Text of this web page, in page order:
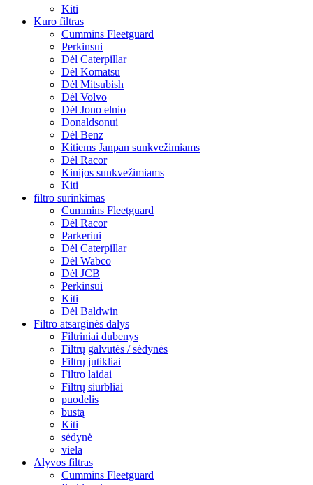
Kiti
Kuro filtras
Cummins Fleetguard
Perkinsui
Dėl Caterpillar
Dėl Komatsu
Dėl Mitsubish
Dėl Volvo
Dėl Jono elnio
Donaldsonui
Dėl Benz
Kitiems Janpan sunkvežimiams
Dėl Racor
Kinijos sunkvežimiams
Kiti
filtro surinkimas
Cummins Fleetguard
Dėl Racor
Parkeriui
Dėl Caterpillar
Dėl Wabco
Dėl JCB
Perkinsui
Kiti
Dėl Baldwin
Filtro atsarginės dalys
Filtriniai dubenys
Filtrų galvutės / sėdynės
Filtrų jutikliai
Filtro laidai
Filtrų siurbliai
puodelis
būstą
Kiti
sėdynė
viela
Alyvos filtras
Cummins Fleetguard